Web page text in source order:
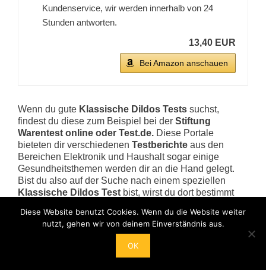
Kundenservice, wir werden innerhalb von 24
Stunden antworten.
13,40 EUR
Bei Amazon anschauen
Wenn du gute Klassische Dildos Tests suchst,
findest du diese zum Beispiel bei der Stiftung
Warentest online oder Test.de. Diese Portale
bieteten dir verschiedenen Testberichte aus den
Bereichen Elektronik und Haushalt sogar einige
Gesundheitsthemen werden dir an die Hand gelegt.
Bist du also auf der Suche nach einem speziellen
Klassische Dildos Test bist, wirst du dort bestimmt
findest du unter anderem auf Test.de, die Seite ist
übrigens nichts anderes als ein Tochter von der
Klassische Dildos Kaufratgeber
Diese Website benutzt Cookies. Wenn du die Website weiter
nutzt, gehen wir von deinem Einverständnis aus.
OK